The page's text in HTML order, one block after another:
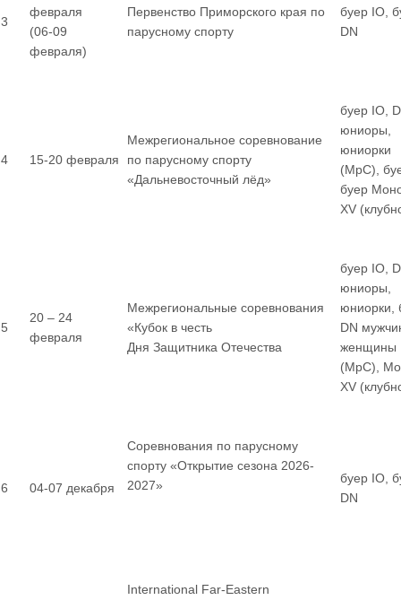
3
февраля
(06-09
февраля)
Первенство Приморского края по
парусному спорту
буер IO,
DN
4 15-20 февраля
Межрегиональное соревнование
по парусному спорту
«Дальневосточный лёд»
буер IO,
юниоры,
юниорки
(МрС),
буер
XV
5
20 – 24
февраля
Межрегиональные соревнования
«Кубок в честь
Дня Защитника Отечества
буер IO,
юниоры,
юниорки,
DN
женщины
(МрС),
XV
6 04-07 декабря
Соревнования по парусному
спорту «Открытие сезона 2026-
2027»
буер IO,
DN
International Far-Eastern